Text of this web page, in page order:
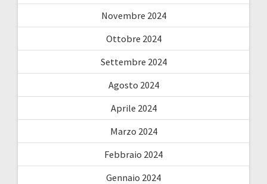
Novembre 2024
Ottobre 2024
Settembre 2024
Agosto 2024
Aprile 2024
Marzo 2024
Febbraio 2024
Gennaio 2024